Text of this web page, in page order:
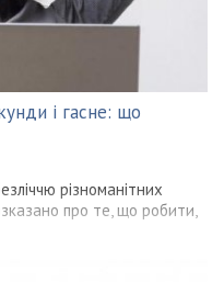
і гасне: що
різноманітних
про те, що робити,